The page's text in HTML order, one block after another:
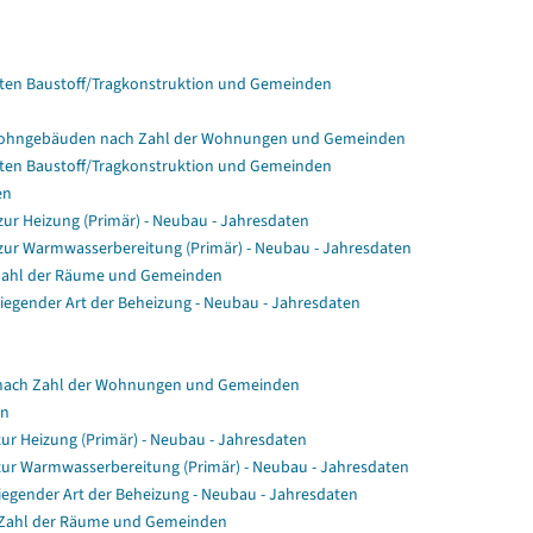
Baustoff/Tragkonstruktion und Gemeinden
nach Zahl der Wohnungen und Gemeinden
Baustoff/Tragkonstruktion und Gemeinden
Heizung (Primär) - Neubau - Jahresdaten
Warmwasserbereitung (Primär) - Neubau - Jahresdaten
der Räume und Gemeinden
Art der Beheizung - Neubau - Jahresdaten
Zahl der Wohnungen und Gemeinden
Heizung (Primär) - Neubau - Jahresdaten
Warmwasserbereitung (Primär) - Neubau - Jahresdaten
Art der Beheizung - Neubau - Jahresdaten
der Räume und Gemeinden